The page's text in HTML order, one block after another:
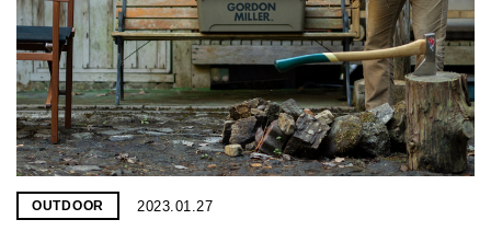
OUTDOOR 2023.01.27